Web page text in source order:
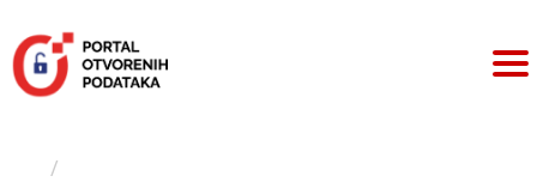
sadržaj